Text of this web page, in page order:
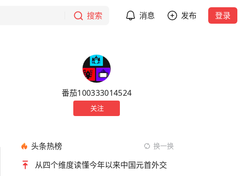
搜索 消息 发布 登录
番茄100333014524
关注
头条热榜 换一换
从四个维度读懂今年以来中国元首外交